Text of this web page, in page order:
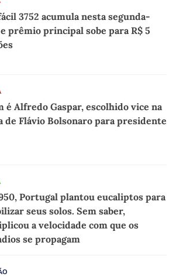
3752 acumula nesta segunda-
prêmio principal sobe para R$ 5
é Alfredo Gaspar, escolhido vice na
de Flávio Bolsonaro para presidente
Portugal plantou eucaliptos para
seus solos. Sem saber,
a velocidade com que os
se propagam